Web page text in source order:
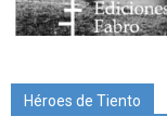
Héroes de Tiento